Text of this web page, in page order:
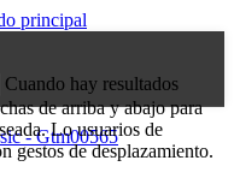
principal
Cuando hay resultados
de arriba y abajo para
Lo usuarios de
gestos de desplazamiento.